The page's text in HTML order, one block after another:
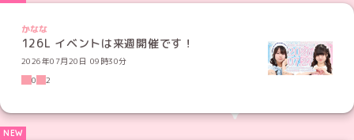
かなな
126L イベントは来週開催です！
2026年07月20日 09時30分
0
2